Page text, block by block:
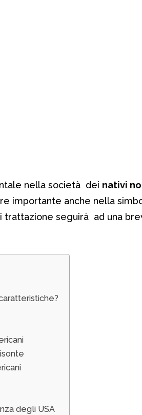
nella società dei nativi
importante anche nella
trattazione seguirà ad una
degli USA